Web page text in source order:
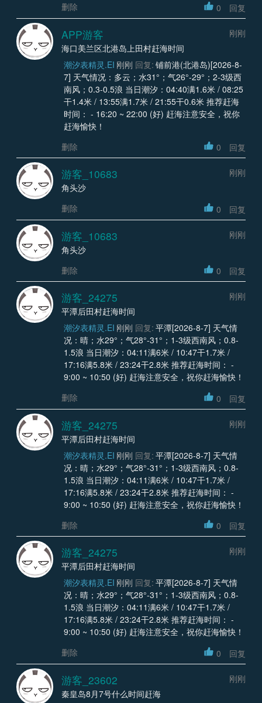
删除
0 回复
APP游客
刚刚
海口美兰区北港岛上田村赶海时间
潮汐表精灵.EI 刚刚 回复: 铺前港(北港岛)[2026-8-
7] 天气情况：多云；水31°；气26°-29°；2-3级西
南风；0.3-0.5浪 当日潮汐：04:40满1.6米 / 08:25
干1.4米 / 13:55满1.7米 / 21:55干0.6米 推荐赶海
时间： - 16:20 ~ 22:00 (好) 赶海注意安全，祝你
赶海愉快！
删除
0 回复
游客_10683
刚刚
角头沙
删除
0 回复
游客_10683
刚刚
角头沙
删除
0 回复
游客_24275
刚刚
平潭后田村赶海时间
潮汐表精灵.EI 刚刚 回复: 平潭[2026-8-7] 天气情
况：晴；水29°；气28°-31°；1-3级西南风；0.8-
1.5浪 当日潮汐：04:11满6米 / 10:47干1.7米 /
17:16满5.8米 / 23:24干2.8米 推荐赶海时间： -
9:00 ~ 10:50 (好) 赶海注意安全，祝你赶海愉快！
删除
0 回复
游客_24275
刚刚
平潭后田村赶海时间
潮汐表精灵.EI 刚刚 回复: 平潭[2026-8-7] 天气情
况：晴；水29°；气28°-31°；1-3级西南风；0.8-
1.5浪 当日潮汐：04:11满6米 / 10:47干1.7米 /
17:16满5.8米 / 23:24干2.8米 推荐赶海时间： -
9:00 ~ 10:50 (好) 赶海注意安全，祝你赶海愉快！
删除
0 回复
游客_24275
刚刚
平潭后田村赶海时间
潮汐表精灵.EI 刚刚 回复: 平潭[2026-8-7] 天气情
况：晴；水29°；气28°-31°；1-3级西南风；0.8-
1.5浪 当日潮汐：04:11满6米 / 10:47干1.7米 /
17:16满5.8米 / 23:24干2.8米 推荐赶海时间： -
9:00 ~ 10:50 (好) 赶海注意安全，祝你赶海愉快！
删除
0 回复
游客_23602
刚刚
秦皇岛8月7号什么时间赶海